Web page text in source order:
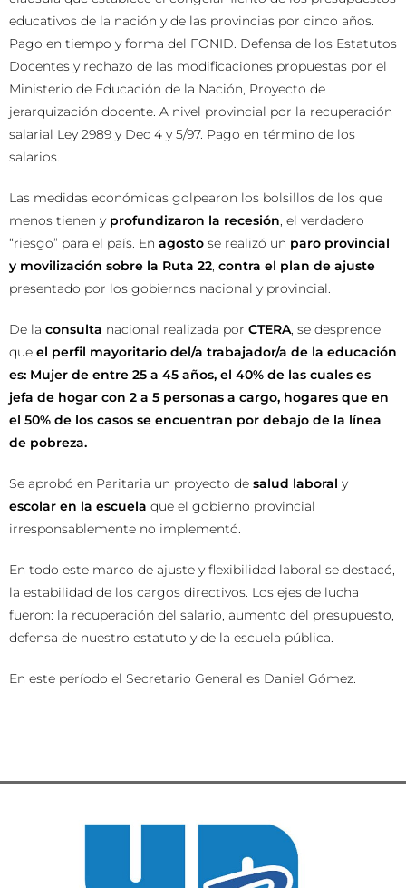
educativos de la nación y de las provincias por cinco años.
Pago en tiempo y forma del FONID. Defensa de los Estatutos
Docentes y rechazo de las modificaciones propuestas por el
Ministerio de Educación de la Nación, Proyecto de
jerarquización docente. A nivel provincial por la recuperación
salarial Ley 2989 y Dec 4 y 5/97. Pago en término de los
salarios.
Las medidas económicas golpearon los bolsillos de los que
menos tienen y profundizaron la recesión, el verdadero
“riesgo” para el país. En agosto se realizó un paro provincial
y movilización sobre la Ruta 22, contra el plan de ajuste
presentado por los gobiernos nacional y provincial.
De la consulta nacional realizada por CTERA, se desprende
que el perfil mayoritario del/a trabajador/a de la educación
es: Mujer de entre 25 a 45 años, el 40% de las cuales es
jefa de hogar con 2 a 5 personas a cargo, hogares que en
el 50% de los casos se encuentran por debajo de la línea
de pobreza.
Se aprobó en Paritaria un proyecto de salud laboral y
escolar en la escuela que el gobierno provincial
irresponsablemente no implementó.
En todo este marco de ajuste y flexibilidad laboral se destacó,
la estabilidad de los cargos directivos. Los ejes de lucha
fueron: la recuperación del salario, aumento del presupuesto,
defensa de nuestro estatuto y de la escuela pública.
En este período el Secretario General es Daniel Gómez.